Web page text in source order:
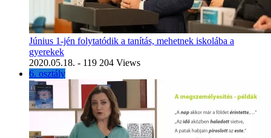
Június 1-jén folytatódik a tanítás, mehetnek iskolába a
gyerekek
2020.05.18. - 119 204 Views
6. osztály